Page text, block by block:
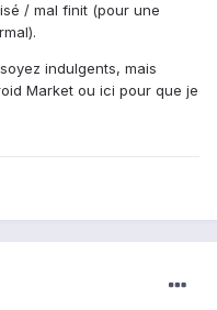
/ mal finit (pour une
indulgents, mais
Market ou ici pour que je